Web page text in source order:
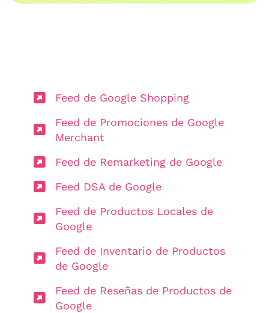
Feed de Google Shopping
Feed de Promociones de Google
Merchant
Feed de Remarketing de Google
Feed DSA de Google
Feed de Productos Locales de
Google
Feed de Inventario de Productos
de Google
Feed de Reseñas de Productos de
Google